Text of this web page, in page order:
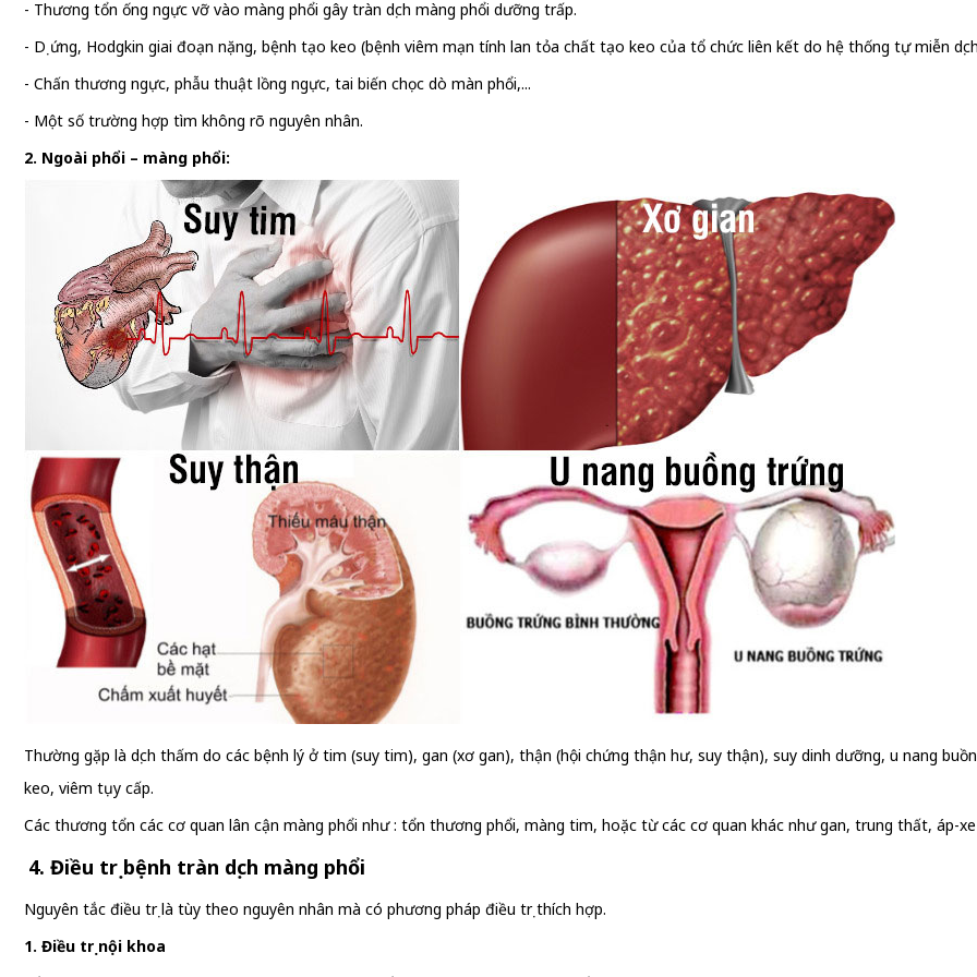
- Thương tổn ống ngực vỡ vào màng phổi gây tràn dịch màng phổi dưỡng trấp.
- Dị ứng, Hodgkin giai đoạn nặng, bệnh tạo keo (bệnh viêm mạn tính lan tỏa chất tạo keo của tổ chức liên kết do hệ thống tự miễn
- Chấn thương ngực, phẫu thuật lồng ngực, tai biến chọc dò màn phổi,...
- Một số trường hợp tìm không rõ nguyên nhân.
2. Ngoài phổi – màng phổi:
Thường gặp là dịch thấm do các bệnh lý ở tim (suy tim), gan (xơ gan), thận (hội chứng thận hư, suy thận), suy dinh dưỡng, u nang
keo, viêm tụy cấp.
Các thương tổn các cơ quan lân cận màng phổi như : tổn thương phổi, màng tim, hoặc từ các cơ quan khác như gan, trung thất, áp-
4. Điều trị bệnh tràn dịch màng phổi
Nguyên tắc điều trị là tùy theo nguyên nhân mà có phương pháp điều trị thích hợp.
1. Điều trị nội khoa